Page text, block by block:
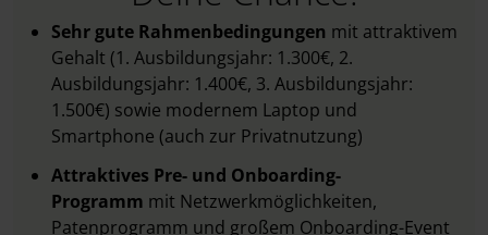
Sehr gute Rahmenbedingungen mit attraktivem
Gehalt (1. Ausbildungsjahr: 1.300€, 2.
Ausbildungsjahr: 1.400€, 3. Ausbildungsjahr:
1.500€) sowie modernem Laptop und
Smartphone (auch zur Privatnutzung)
Attraktives Pre- und Onboarding-
Programm mit Netzwerkmöglichkeiten,
Patenprogramm und großem Onboarding-Event